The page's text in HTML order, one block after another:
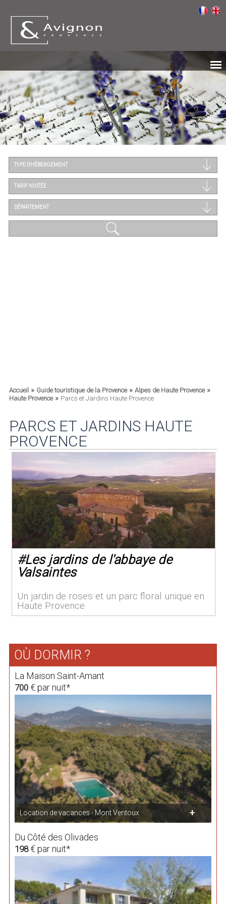
TYPE D'HÉBERGEMENT
TARIF NUITÉE
DÉPARTEMENT
Accueil» Guide touristique de la Provence» Alpes de Haute Provence»
Haute Provence» Parcs et Jardins Haute Provence
PARCS ET JARDINS HAUTE
PROVENCE
#Les jardins de l'abbaye de
Valsaintes
Un jardin de roses et un parc floral unique en
Haute Provence
OÙ DORMIR ?
La Maison Saint-Amant
700€ par nuit*
Location de vacances - Mont Ventoux
Du Côté des Olivades
198€ par nuit*